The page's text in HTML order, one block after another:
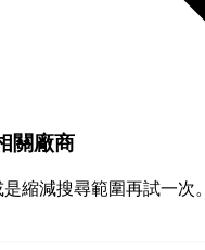
關廠商
縮減搜尋範圍再試一次。